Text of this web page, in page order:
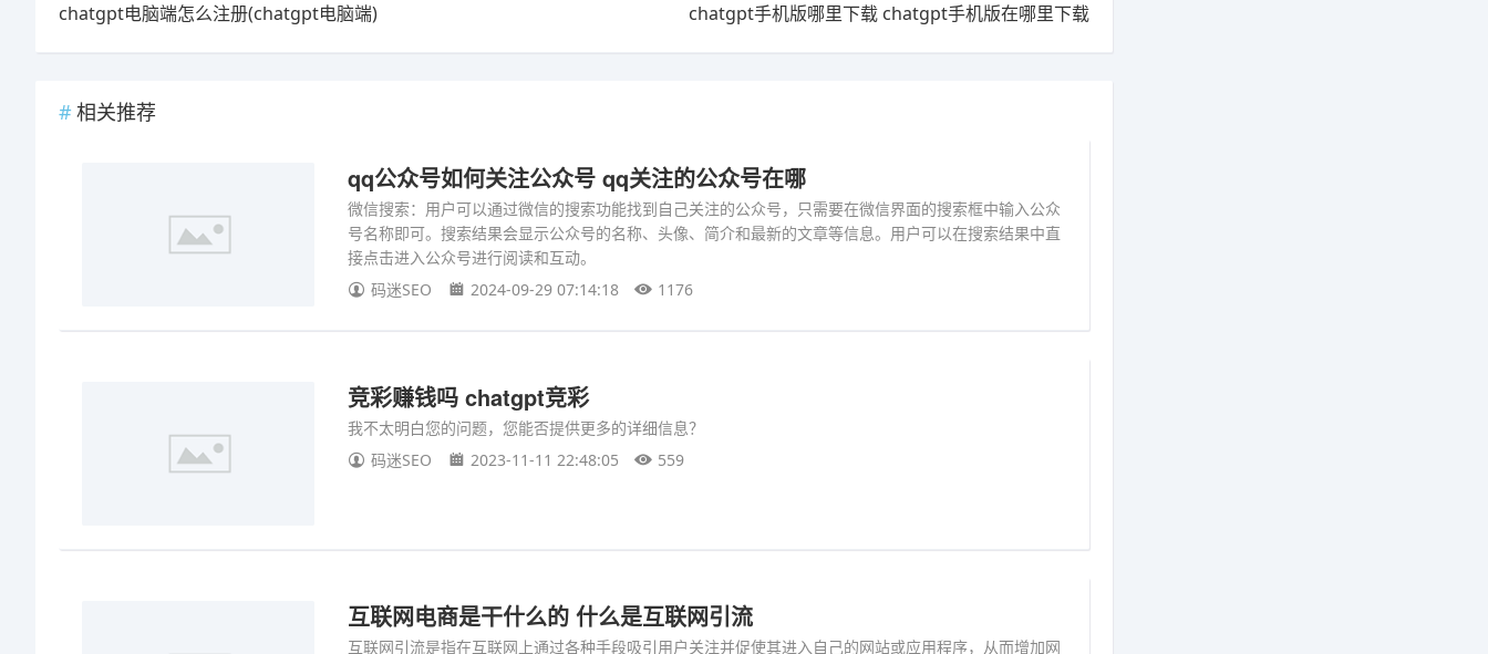
chatgpt电脑端怎么注册(chatgpt电脑端) chatgpt手机版哪里下载 chatgpt手机版在哪里下载
相关推荐
qq公众号如何关注公众号 qq关注的公众号在哪
微信搜索：用户可以通过微信的搜索功能找到自己关注的公众号，只需要在微信界面的搜索框中输入公众
号名称即可。搜索结果会显示公众号的名称、头像、简介和最新的文章等信息。用户可以在搜索结果中直
接点击进入公众号进行阅读和互动。
码迷SEO
2024-09-29 07:14:18 1176
竞彩赚钱吗 chatgpt竞彩
我不太明白您的问题，您能否提供更多的详细信息？
码迷SEO
2023-11-11 22:48:05 559
互联网电商是干什么的 什么是互联网引流
互联网引流是指在互联网上通过各种手段吸引用户关注并促使其进入自己的网站或应用程序，从而增加网